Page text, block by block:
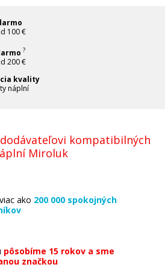
100 €
?
200 €
kvality
náplní
kompatibilných
Miroluk
ako 200 000 spokojných
pôsobíme 15 rokov a sme
značkou